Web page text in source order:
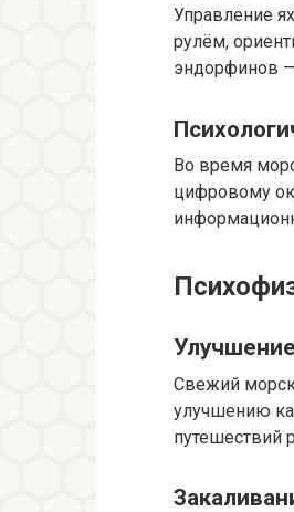
Управление
рулём,
эндорфинов —
Во время
цифровому
Свежий
улучшению
путешествий